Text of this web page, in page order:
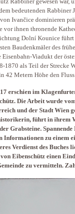
Rabbiner gewesen war,
bedeutenden
Ivančice dominieren
vor ihnen thronende
Dolní Kounice
Baudenkmäler des
Eisenbahn-Viadukt der
1870 als Teil der Strecke
42 Metern Höhe den
erschien im
Die Arbeit wurde
und der Stadt Wien
führt in ihrem
Grabsteine.
Informationen zu einem
Verdienst des
Eibenschütz einen
zu vermitteln.